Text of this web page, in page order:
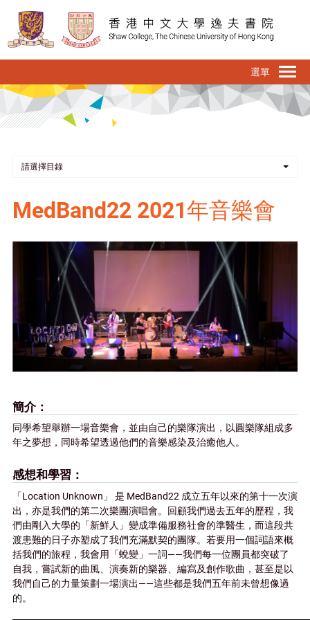
請選擇目錄
MedBand22 2021年音樂會
簡介
同學希望舉辦一場音樂會，並由自己的樂隊演出，以圓樂隊組成多
年之夢想，同時希望透過他們的音樂感染及治癒他人。
感想和學習
「Location Unknown」 是 MedBand22 成立五年以來的第十一次演
出，亦是我們的第二次樂團演唱會。回顧我們過去五年的歷程，我
們由剛入大學的「新鮮人」變成準備服務社會的準醫生，而這段共
渡患難的日子亦塑成了我們充滿默契的團隊。若要用一個詞語來概
括我們的旅程，我會用「蛻變」一詞——我們每一位團員都突破了
自我，嘗試新的曲風、演奏新的樂器、編寫及創作歌曲，甚至是以
我們自己的力量策劃一場演出——這些都是我們五年前未曾想像過
的。